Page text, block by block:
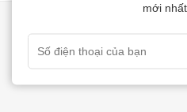
chọn
có
mới